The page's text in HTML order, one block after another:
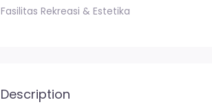
Fasilitas Rekreasi & Estetika
Description